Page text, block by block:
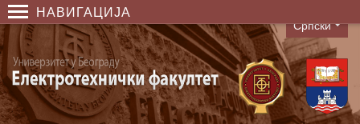
НАВИГАЦИЈА
Language
Српски